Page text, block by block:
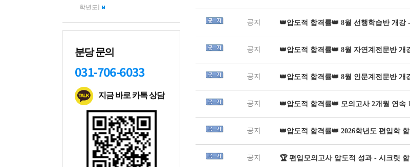
학년도]
분당 문의
031-706-6033
지금 바로 카톡 상담